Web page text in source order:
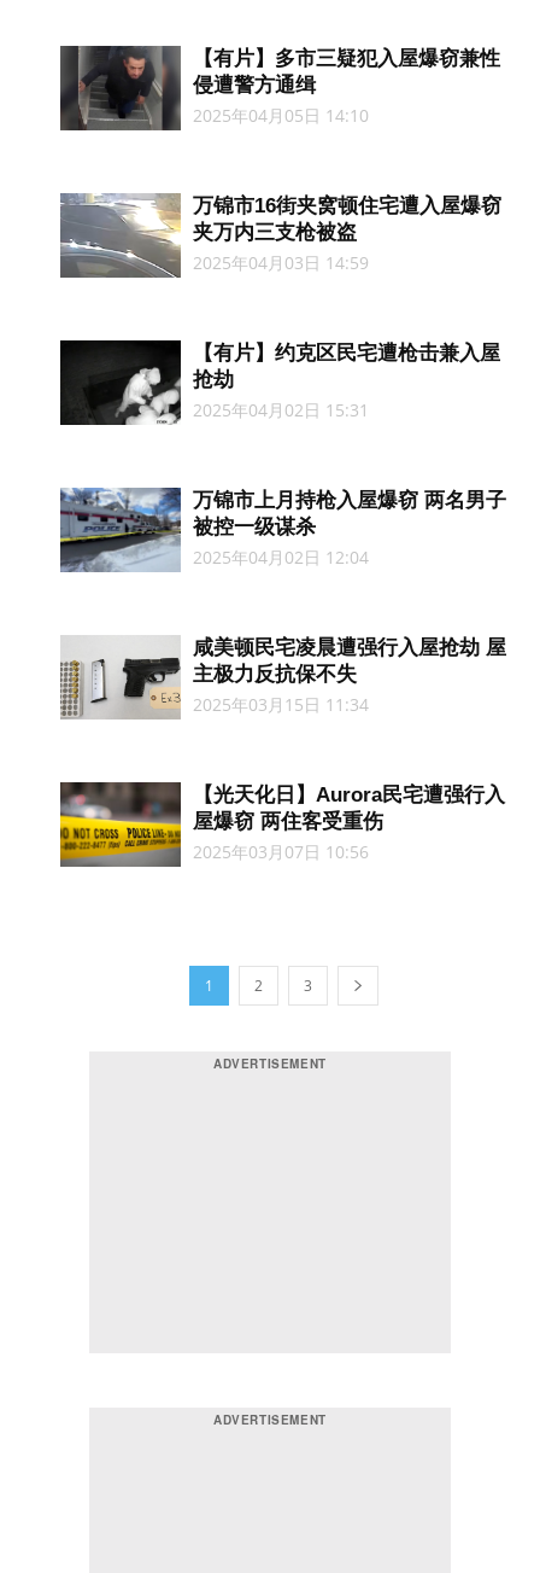
【有片】多市三疑犯入屋爆窃兼性
侵遭警方通缉
2025年04月05日 14:10
万锦市16街夹窝顿住宅遭入屋爆窃
夹万内三支枪被盗
2025年04月03日 14:59
【有片】约克区民宅遭枪击兼入屋
抢劫
2025年04月02日 15:31
万锦市上月持枪入屋爆窃 两名男子
被控一级谋杀
2025年04月02日 12:04
咸美顿民宅凌晨遭强行入屋抢劫 屋
主极力反抗保不失
2025年03月15日 11:34
【光天化日】Aurora民宅遭强行入
屋爆窃 两住客受重伤
2025年03月07日 10:56
1 2 3